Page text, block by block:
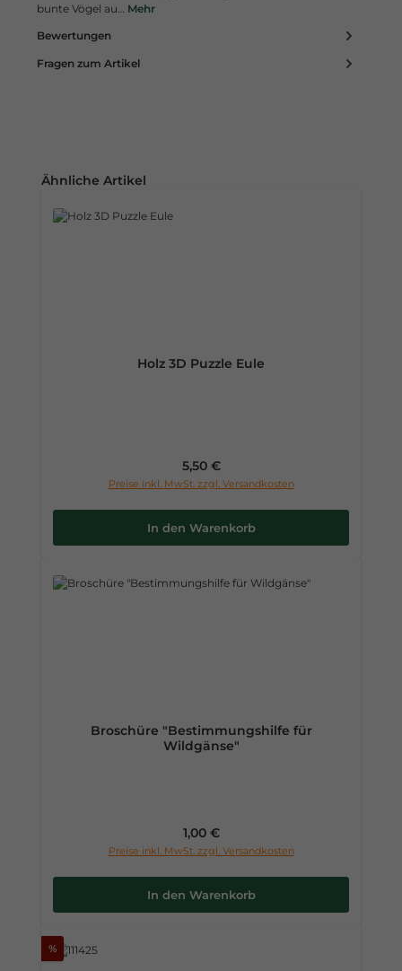
bunte Vögel au… Mehr
Bewertungen
Fragen zum Artikel
Produktgalerie überspringen
Ähnliche Artikel
Holz 3D Puzzle Eule
Regulärer Preis:
5,50 €
Preise inkl. MwSt. zzgl. Versandkosten
In den Warenkorb
Broschüre "Bestimmungshilfe für
Wildgänse"
Regulärer Preis:
1,00 €
Preise inkl. MwSt. zzgl. Versandkosten
In den Warenkorb
%